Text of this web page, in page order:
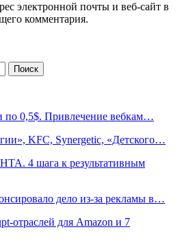
электронной почты и веб-сайт в
комментария.
по 0,5$. Привлечение вебкам…
KFC, Synergetic, «Детского…
4 шага к результативным
дело из-за рекламы в…
отраслей для Amazon и 7